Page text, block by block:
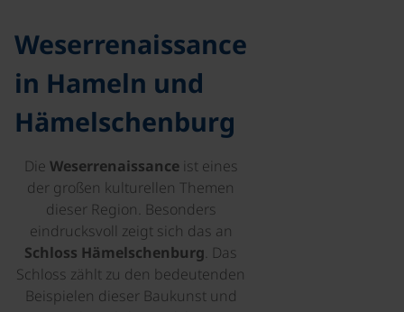
Weserrenaissance
in Hameln und
Hämelschenburg
Die Weserrenaissanceist eines
der großen kulturellen Themen
dieser Region. Besonders
eindrucksvoll zeigt sich das an
Schloss Hämelschenburg. Das
Schloss zählt zu den bedeutenden
Beispielen dieser Baukunst und